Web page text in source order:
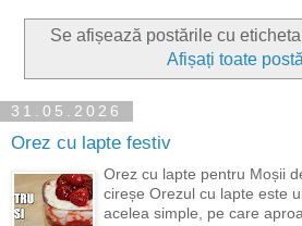
Se afișează postările cu eticheta
Afișați toate
31.05.2026
Orez cu lapte festiv
Orez cu lapte pentru Moșii
cireșe Orezul cu lapte este
acelea simple, pe care